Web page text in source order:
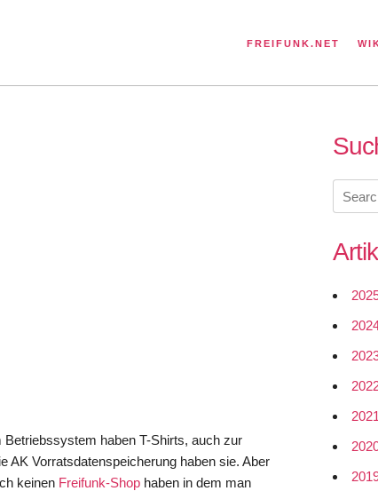
FREIFUNK.NET
haben T-Shirts, auch zur
AK Vorratsdatenspeicherung haben sie. Aber
keinen Freifunk-Shop haben in dem man
Search
for:
2021